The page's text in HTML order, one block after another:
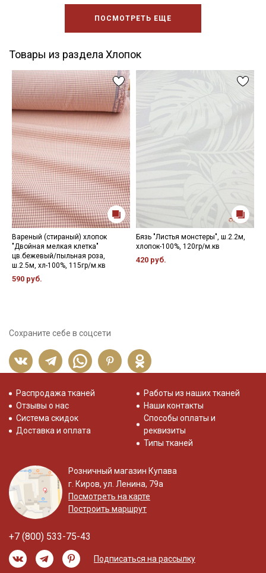
ПОСМОТРЕТЬ ЕЩЕ
Товары из раздела Хлопок
Вареный (стираный) хлопок
"Двойная мелкая клетка"
цв.бежевый/пыльная роза,
ш.2.5м, хл-100%, 115гр/м.кв
590 руб.
Бязь "Листья монстеры", ш.2.2м,
хлопок-100%, 120гр/м.кв
420 руб.
Сохраните себе в соцсети
Распродажа тканей
Отзывы о нас
Система скидок
Доставка и оплата
Работы из наших тканей
Наши контакты
Способы оплаты и
реквизиты
Типы тканей
Розничный магазин Купава
г. Киров, ул. Ленина, 79а
Посмотреть на карте
Построить маршрут
+7 (800) 533-75-43
Подписаться на рассылку